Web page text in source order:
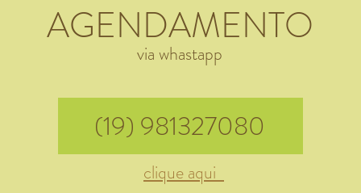
AGENDAMENTO
via whastapp
(19) 981327080
clique aqui